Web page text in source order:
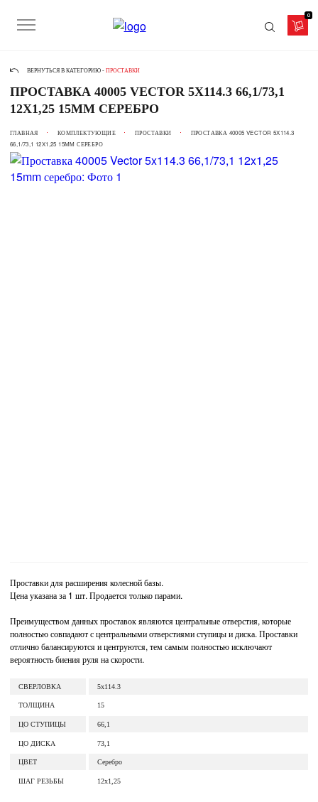
0
ВЕРНУТЬСЯ В КАТЕГОРИЮ - ПРОСТАВКИ
ПРОСТАВКА 40005 VECTOR 5X114.3 66,1/73,1
12X1,25 15MM СЕРЕБРО
ГЛАВНАЯ КОМПЛЕКТУЮЩИЕ ПРОСТАВКИ
ПРОСТАВКА 40005 VECTOR 5X114.3
66,1/73,1 12X1,25 15MM СЕРЕБРО
Проставки для расширения колесной базы.
Цена указана за 1 шт. Продается только парами.
Преимуществом данных проставок являются центральные отверстия, которые
полностью совпадают с центральными отверстиями ступицы и диска. Проставки
отлично балансируются и центруются, тем самым полностью исключают
вероятность биения руля на скорости.
СВЕРЛОВКА 5x114.3
ТОЛЩИНА 15
ЦО СТУПИЦЫ 66,1
ЦО ДИСКА 73,1
ЦВЕТ Серебро
ШАГ РЕЗЬБЫ 12x1,25